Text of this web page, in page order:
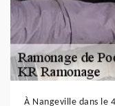
À Nangeville dans le